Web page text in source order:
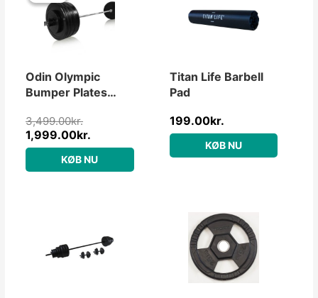
Odin Olympic
Bumper Plates
50kg
3,499.00kr.
pris
var:
1,999.00kr.
pris
er:
KØB NU
Titan Life Barbell
Pad
199.00kr.
KØB NU